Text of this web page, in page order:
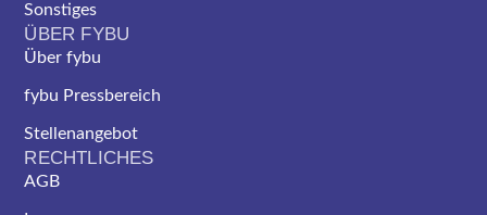
Sonstiges
ÜBER FYBU
Über fybu
fybu Pressbereich
Stellenangebot
RECHTLICHES
AGB